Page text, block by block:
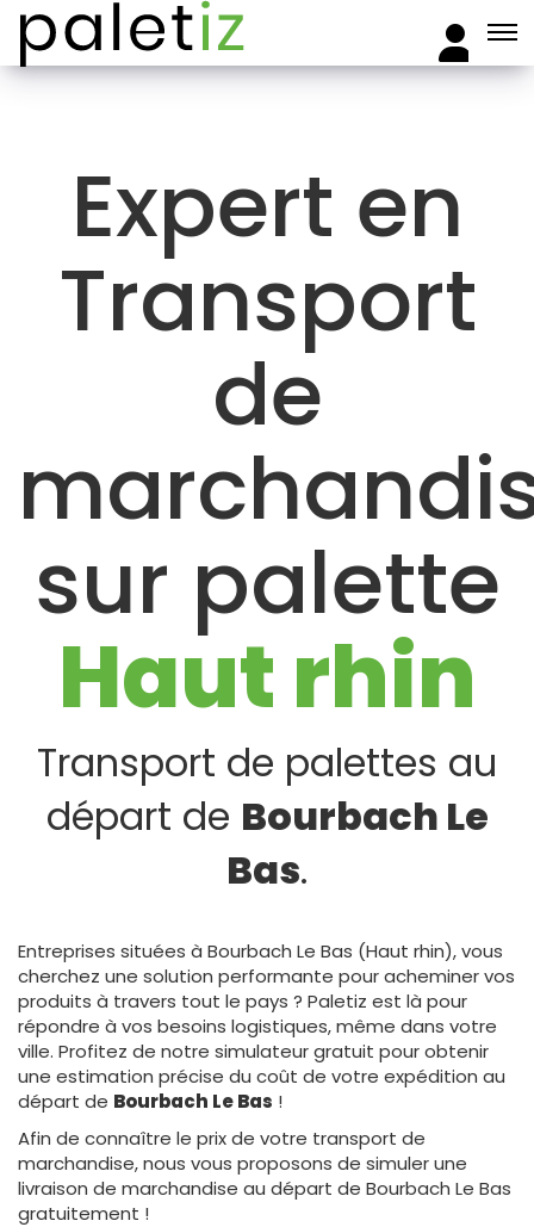
Expert en
Transport
de
sur palette
Haut rhin
Transport de palettes au
départ de Bourbach Le
Bas.
Entreprises situées à Bourbach Le Bas (Haut rhin), vous
cherchez une solution performante pour acheminer vos
produits à travers tout le pays ? Paletiz est là pour
répondre à vos besoins logistiques, même dans votre
ville. Profitez de notre simulateur gratuit pour obtenir
une estimation précise du coût de votre expédition au
départ de Bourbach Le Bas !
Afin de connaître le prix de votre transport de
marchandise, nous vous proposons de simuler une
livraison de marchandise au départ de Bourbach Le Bas
gratuitement !